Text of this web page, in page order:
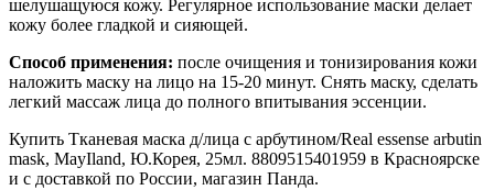
шелушащуюся кожу. Регулярное использование маски делает
кожу более гладкой и сияющей.
Способ применения: после очищения и тонизирования кожи
наложить маску на лицо на 15-20 минут. Снять маску, сделать
легкий массаж лица до полного впитывания эссенции.
Купить Тканевая маска д/лица с арбутином/Real essense arbutin
mask, MayIland, Ю.Корея, 25мл. 8809515401959 в Красноярске
и с доставкой по России, магазин Панда.